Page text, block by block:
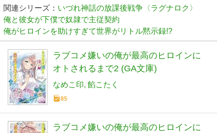
関連シリーズ： いづれ神話の放課後戦争〈ラグナロク〉
俺と彼女が下僕で奴隷で主従契約
俺がヒロインを助けすぎて世界がリトル黙示録!?
ラブコメ嫌いの俺が最高のヒロインに
オトされるまで2 (GA文庫)
なめこ印 餡こたく
85
ラブコメ嫌いの俺が最高のヒロインに